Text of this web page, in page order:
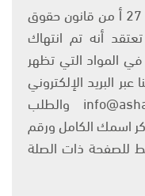
يتم الاستخدام المواد وفقًا للمادة 27 أ من قانون حقوق
وإن كنت تعتقد أنه تم انتهاك
المواد التي تظهر
البريد الإلكتروني
على العنوان التالي: info@ashams.com والطلب
اسمك الكامل ورقم
للصفحة ذات الصلة